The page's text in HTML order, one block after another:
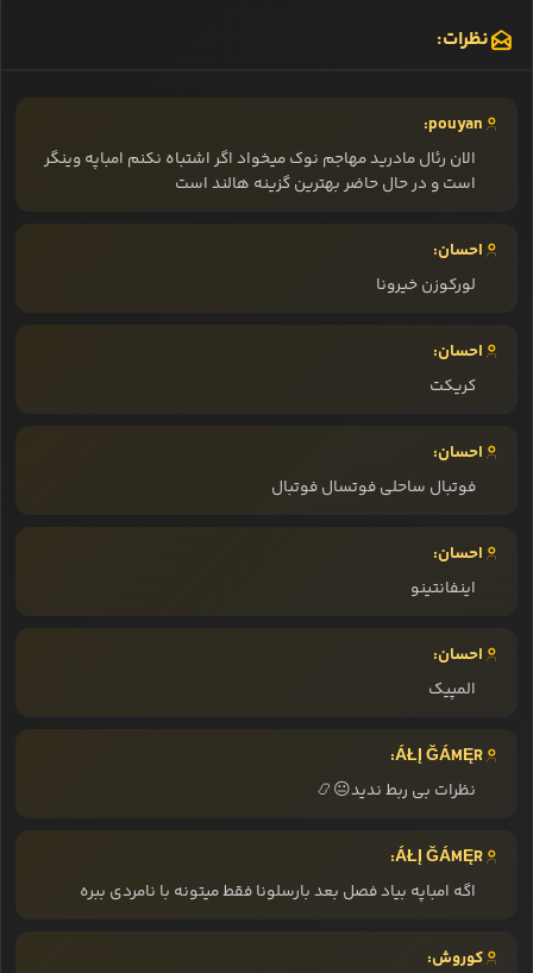
نظرات:
pouyan:
الان رئال مادرید مهاجم نوک میخواد اگر اشتباه نکنم امباپه وینگر
است و در حال حاضر بهترین گزینه هالند است
احسان:
لورکوزن خیرونا
احسان:
کریکت
احسان:
فوتبال ساحلی فوتسال فوتبال
احسان:
اینفانتینو
احسان:
المپیک
ÁŁĮ ĞÁMĘR:
نظرات بی ربط ندید😐📿
ÁŁĮ ĞÁMĘR:
اگه امباپه بیاد فصل بعد بارسلونا فقط میتونه با نامردی ببره
کوروش: